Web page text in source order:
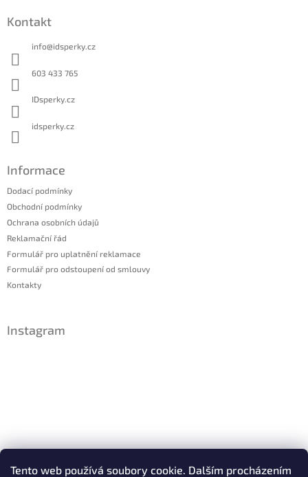
Tento web používá soubory cookie. Dalším procházením
Kontakt
info@idsperky.cz
603 433 765
IDsperky.cz
idsperky.cz
Informace
Dodací podmínky
Obchodní podmínky
Ochrana osobních údajů
Reklamační řád
Formulář pro uplatnění reklamace
Formulář pro odstoupení od smlouvy
Kontakty
Instagram
Sledovat na Instagramu